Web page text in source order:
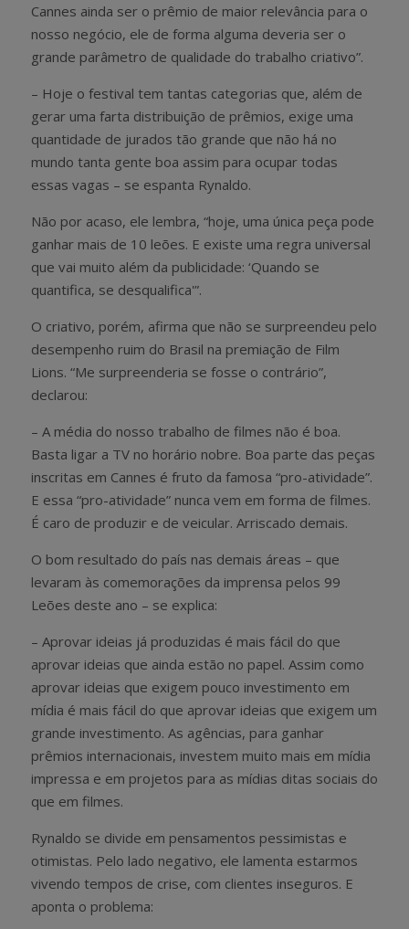
Cannes ainda ser o prêmio de maior relevância para o
nosso negócio, ele de forma alguma deveria ser o
grande parâmetro de qualidade do trabalho criativo”.
– Hoje o festival tem tantas categorias que, além de
gerar uma farta distribuição de prêmios, exige uma
quantidade de jurados tão grande que não há no
mundo tanta gente boa assim para ocupar todas
essas vagas – se espanta Rynaldo.
Não por acaso, ele lembra, “hoje, uma única peça pode
ganhar mais de 10 leões. E existe uma regra universal
que vai muito além da publicidade: ‘Quando se
quantifica, se desqualifica'”.
O criativo, porém, afirma que não se surpreendeu pelo
desempenho ruim do Brasil na premiação de Film
Lions. “Me surpreenderia se fosse o contrário”,
declarou:
– A média do nosso trabalho de filmes não é boa.
Basta ligar a TV no horário nobre. Boa parte das peças
inscritas em Cannes é fruto da famosa “pro-atividade”.
E essa “pro-atividade” nunca vem em forma de filmes.
É caro de produzir e de veicular. Arriscado demais.
O bom resultado do país nas demais áreas – que
levaram às comemorações da imprensa pelos 99
Leões deste ano – se explica:
– Aprovar ideias já produzidas é mais fácil do que
aprovar ideias que ainda estão no papel. Assim como
aprovar ideias que exigem pouco investimento em
mídia é mais fácil do que aprovar ideias que exigem um
grande investimento. As agências, para ganhar
prêmios internacionais, investem muito mais em mídia
impressa e em projetos para as mídias ditas sociais do
que em filmes.
Rynaldo se divide em pensamentos pessimistas e
otimistas. Pelo lado negativo, ele lamenta estarmos
vivendo tempos de crise, com clientes inseguros. E
aponta o problema: